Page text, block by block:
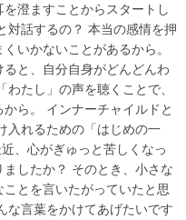
を澄ますことからスタートし
対話するの？ 本当の感情を押
いかないことがあるから。
と、自分自身がどんどんわ
たし」の声を聴くことで、
ら。 インナーチャイルドと
入れるための「はじめの一
、心がぎゅっと苦しくなっ
したか？ そのとき、小さな
とを言いたがっていたと思
な言葉をかけてあげたいです